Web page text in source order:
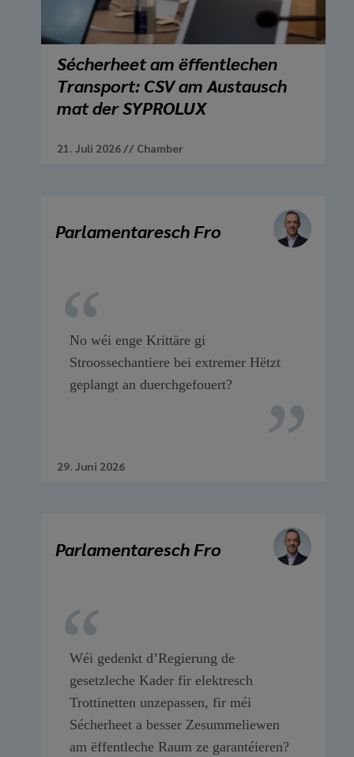
Sécherheet am ëffentlechen
Transport: CSV am Austausch
mat der SYPROLUX
21. Juli 2026 // Chamber
Parlamentaresch Fro
No wéi enge Krittäre gi
Stroossechantiere bei extremer Hëtzt
geplangt an duerchgefouert?
29. Juni 2026
Parlamentaresch Fro
Wéi gedenkt d’Regierung de
gesetzleche Kader fir elektresch
Trottinetten unzepassen, fir méi
Sécherheet a besser Zesummeliewen
am ëffentleche Raum ze garantéieren?